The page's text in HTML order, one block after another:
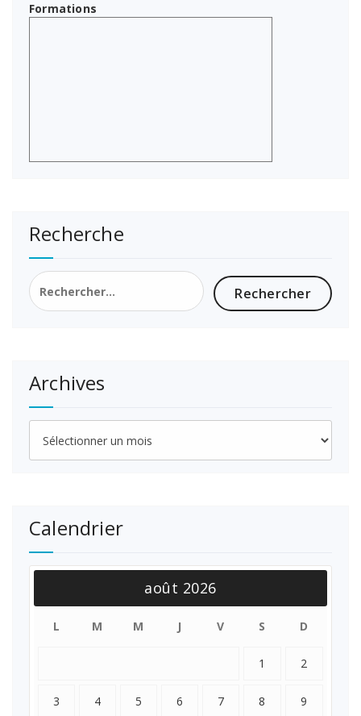
Formations
Recherche
Rechercher :
Archives
Archives
Calendrier
août 2026
L M M J V S D
1 2
3 4 5 6 7 8 9